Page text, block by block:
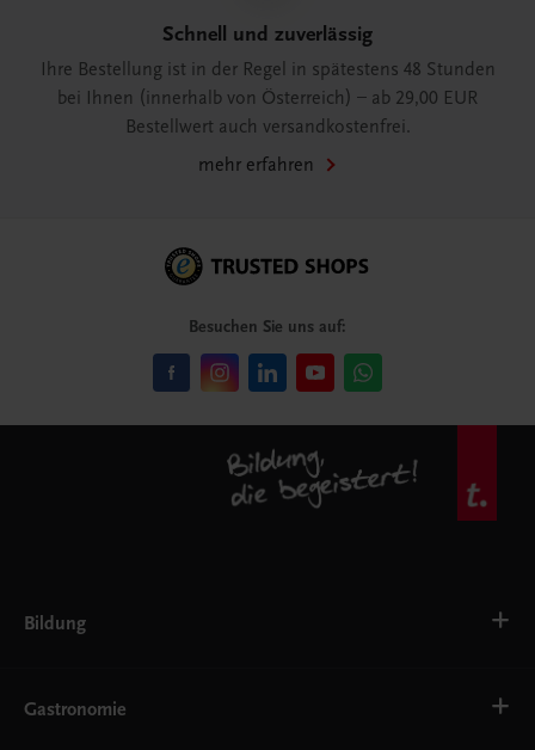
Schnell und zuverlässig
Ihre Bestellung ist in der Regel in spätestens 48 Stunden
bei Ihnen (innerhalb von Österreich) – ab 29,00 EUR
Bestellwert auch versandkostenfrei.
mehr erfahren
Besuchen Sie uns auf:
Bildung
Ernährung
Gastronomie